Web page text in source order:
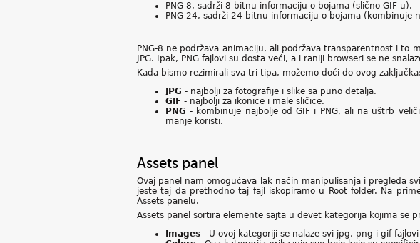
PNG-8, sadrži 8-bitnu informaciju o bojama (slično GIF-u).
PNG-24, sadrži 24-bitnu informaciju o bojama (kombinuje
PNG-8 ne podržava animaciju, ali podržava transparentnost i to
JPG. Ipak, PNG fajlovi su dosta veći, a i raniji browseri se ne
Kada bismo rezimirali sva tri tipa, možemo doći do ovog zaključka:
JPG - najbolji za fotografije i slike sa puno detalja.
GIF - najbolji za ikonice i male sličice.
PNG - kombinuje najbolje od GIF i PNG, ali na uštrb
manje koristi.
Assets panel
Ovaj panel nam omogućava lak način manipulisanja i pregleda
jeste taj da prethodno taj fajl iskopiramo u Root folder. Na
Assets panelu.
Assets panel sortira elemente sajta u devet kategorija kojima se
Images - U ovoj kategoriji se nalaze svi jpg, png i gif